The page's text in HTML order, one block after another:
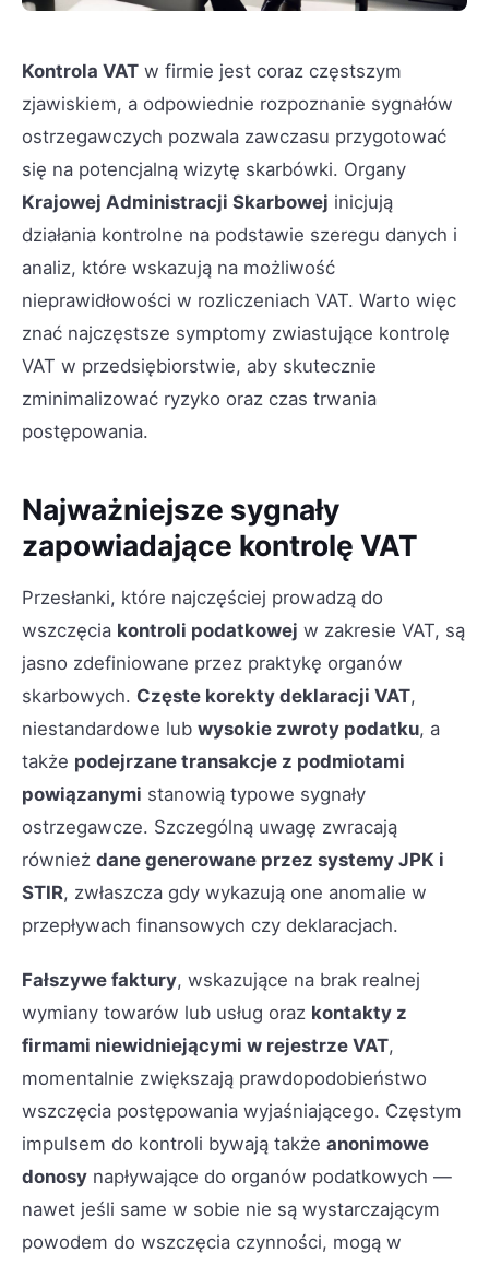
Kontrola VAT w firmie jest coraz częstszym
zjawiskiem, a odpowiednie rozpoznanie sygnałów
ostrzegawczych pozwala zawczasu przygotować
się na potencjalną wizytę skarbówki. Organy
Krajowej Administracji Skarbowej inicjują
działania kontrolne na podstawie szeregu danych i
analiz, które wskazują na możliwość
nieprawidłowości w rozliczeniach VAT. Warto więc
znać najczęstsze symptomy zwiastujące kontrolę
VAT w przedsiębiorstwie, aby skutecznie
zminimalizować ryzyko oraz czas trwania
postępowania.
Najważniejsze sygnały
zapowiadające kontrolę VAT
Przesłanki, które najczęściej prowadzą do
wszczęcia kontroli podatkowej w zakresie VAT, są
jasno zdefiniowane przez praktykę organów
skarbowych. Częste korekty deklaracji VAT,
niestandardowe lub wysokie zwroty podatku, a
także podejrzane transakcje z podmiotami
powiązanymi stanowią typowe sygnały
ostrzegawcze. Szczególną uwagę zwracają
również dane generowane przez systemy JPK i
STIR, zwłaszcza gdy wykazują one anomalie w
przepływach finansowych czy deklaracjach.
Fałszywe faktury, wskazujące na brak realnej
wymiany towarów lub usług oraz kontakty z
firmami niewidniejącymi w rejestrze VAT,
momentalnie zwiększają prawdopodobieństwo
wszczęcia postępowania wyjaśniającego. Częstym
impulsem do kontroli bywają także anonimowe
donosy napływające do organów podatkowych —
nawet jeśli same w sobie nie są wystarczającym
powodem do wszczęcia czynności, mogą w